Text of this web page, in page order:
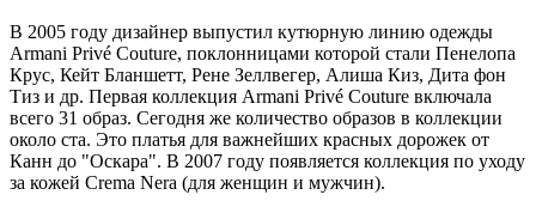
В 2005 году дизайнер выпустил кутюрную линию одежды
Armani Privé Couture, поклонницами которой стали Пенелопа
Крус, Кейт Бланшетт, Рене Зеллвегер, Алиша Киз, Дита фон
Тиз и др. Первая коллекция Armani Privé Couture включала
всего 31 образ. Сегодня же количество образов в коллекции
около ста. Это платья для важнейших красных дорожек от
Канн до "Оскара". В 2007 году появляется коллекция по уходу
за кожей Crema Nera (для женщин и мужчин).